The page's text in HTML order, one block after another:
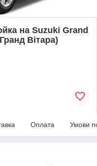
на Suzuki Grand
Вітара)
Оплата Умови